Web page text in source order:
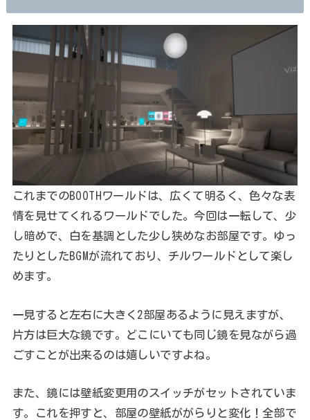
これまでのBOOTHワールドは、広くて明るく、色々な表
情を見せてくれるワールドでした。今回は一転して、少
し暗めで、白を基調とした少し狭めなお部屋です。ゆっ
たりとしたBGMが流れており、チルワールドとして楽し
めます。
一見すると左右に大きく2部屋あるように見えますが、
片方は巨大な鏡です。どこにいても同じ鏡を見ながら過
ごすことが出来るのは嬉しいですよね。
また、鏡には壁紙変更用のスイッチがセットされていま
す。これを押すと、部屋の壁紙ががらりと変化！全部で